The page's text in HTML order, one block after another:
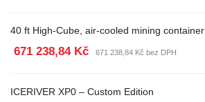
40 ft High-Cube, air-cooled mining container
671 238,84 Kč 671 238,84 Kč bez DPH
ICERIVER XP0 – Custom Edition